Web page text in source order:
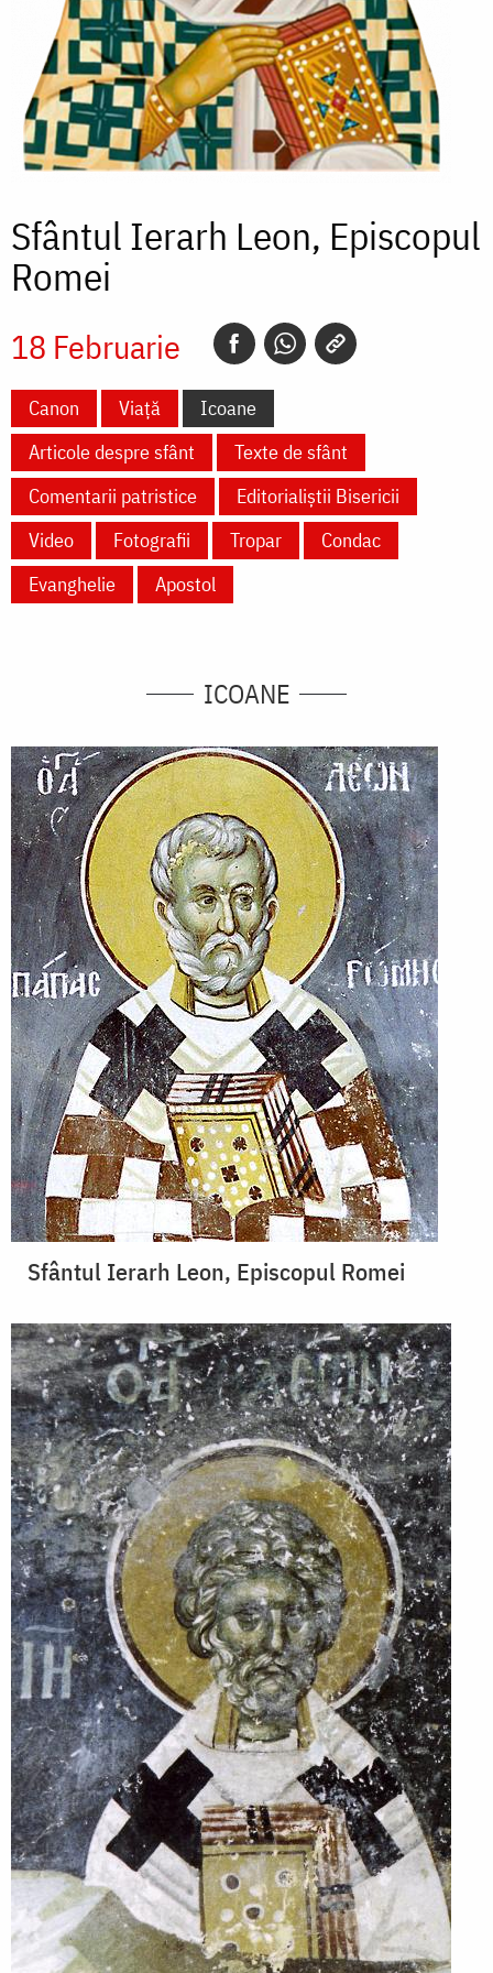
Sfântul Ierarh Leon, Episcopul
Romei
18 Februarie
Canon Viață
Icoane
Articole despre sfânt
Texte de sfânt
Comentarii patristice
Editorialiștii Bisericii
Video
Fotografii Tropar
Condac
Evanghelie
Apostol
ICOANE
Sfântul Ierarh Leon, Episcopul Romei